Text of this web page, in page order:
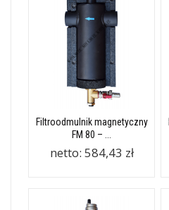
Filtroodmulnik magnetyczny
FM 80 – ...
netto: 584,43 zł